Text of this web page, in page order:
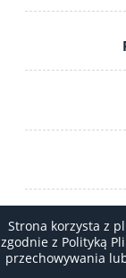
Strona korzysta z
zgodnie z Polityką
przechowywania